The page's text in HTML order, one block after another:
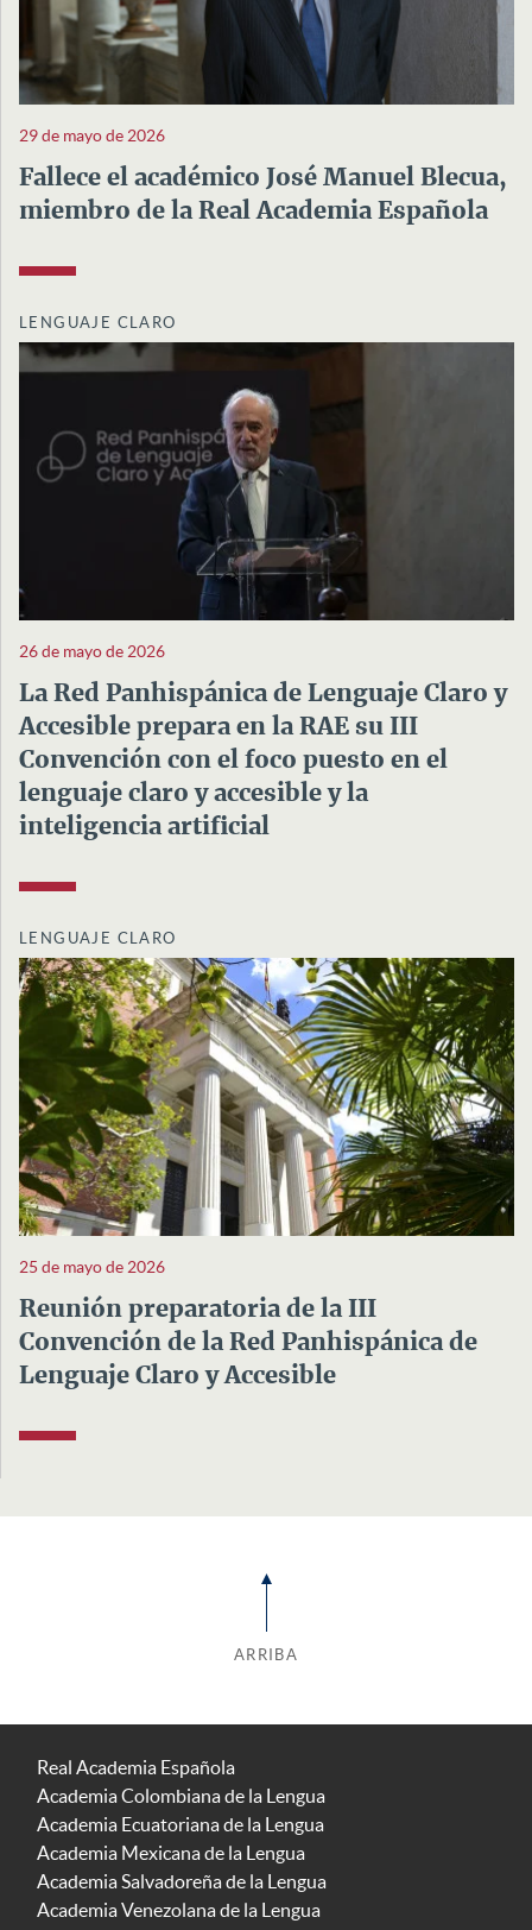
29 de mayo de 2026
Fallece el académico José Manuel Blecua,
miembro de la Real Academia Española
LENGUAJE CLARO
26 de mayo de 2026
La Red Panhispánica de Lenguaje Claro y
Accesible prepara en la RAE su III
Convención con el foco puesto en el
lenguaje claro y accesible y la
inteligencia artificial
LENGUAJE CLARO
25 de mayo de 2026
Reunión preparatoria de la III
Convención de la Red Panhispánica de
Lenguaje Claro y Accesible
ARRIBA
Real Academia Española
Academia Colombiana de la Lengua
Academia Ecuatoriana de la Lengua
Academia Mexicana de la Lengua
Academia Salvadoreña de la Lengua
Academia Venezolana de la Lengua